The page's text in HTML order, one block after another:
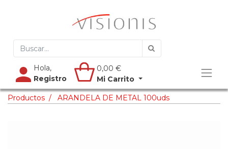
Hola,
Registro
0,00 €
Mi Carrito
Productos ARANDELA DE METAL 100uds